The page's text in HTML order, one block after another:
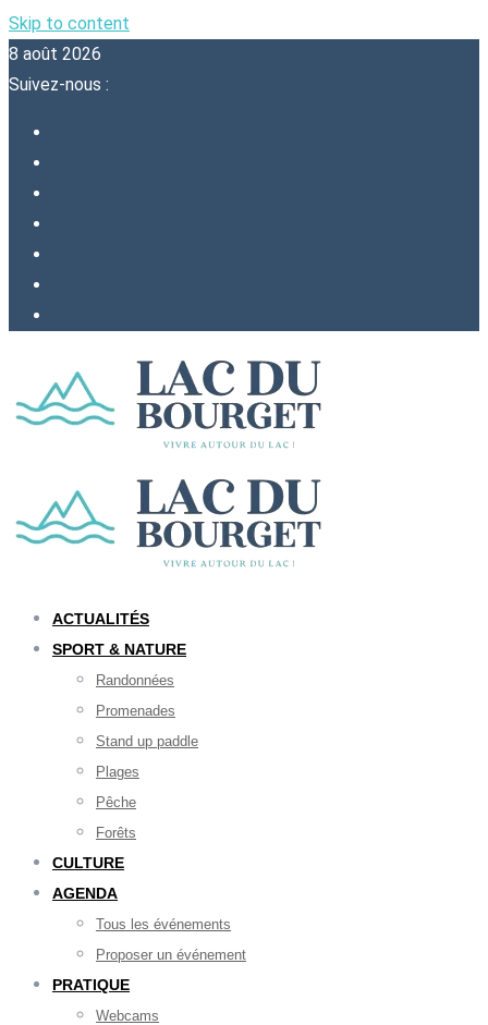
Skip to content
8 août 2026
Suivez-nous :
ACTUALITÉS
SPORT & NATURE
Randonnées
Promenades
Stand up paddle
Plages
Pêche
Forêts
CULTURE
AGENDA
Tous les événements
Proposer un événement
PRATIQUE
Webcams